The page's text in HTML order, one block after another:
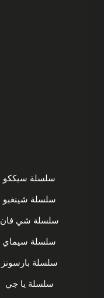
سلسلة سيككو
سلسلة شينغبو
سلسلة شي فان
سلسلة سيماي
سلسلة بارسونز
سلسلة يا جي